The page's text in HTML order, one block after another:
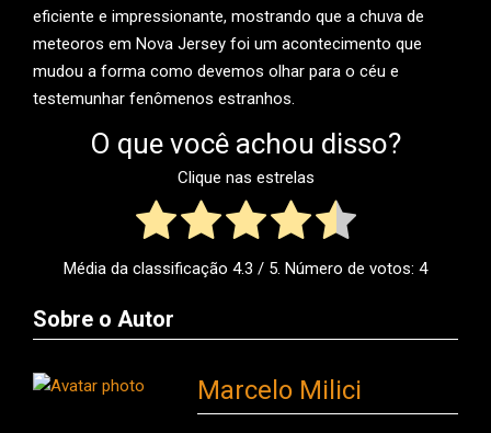
eficiente e impressionante, mostrando que a chuva de
meteoros em Nova Jersey foi um acontecimento que
mudou a forma como devemos olhar para o céu e
testemunhar fenômenos estranhos.
O que você achou disso?
Clique nas estrelas
Média da classificação 4.3 / 5. Número de votos: 4
Sobre o Autor
Marcelo Milici